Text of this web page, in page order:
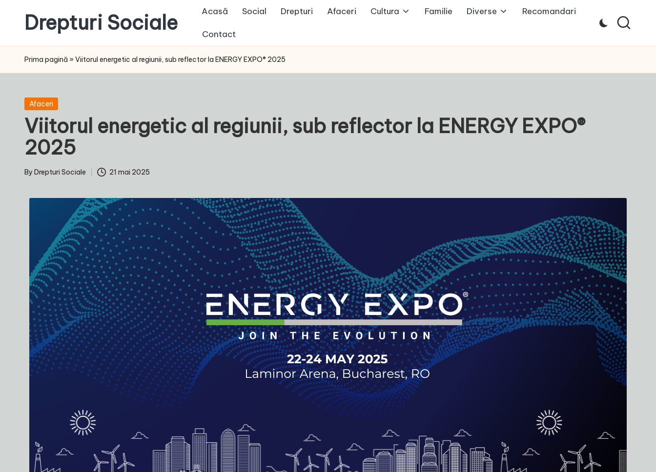
content
Drepturi Sociale
Drepturile
Sociale:
Ta,
Schimbarea
Noastră!
Acasă Social Drepturi Afaceri Cultura Familie Diverse Recomandari
Contact
Prima pagină » Viitorul energetic al regiunii, sub reflector la ENERGY EXPO® 2025
Posted
Afaceri
Viitorul energetic al regiunii, sub reflector la ENERGY EXPO®
2025
Posted
By Drepturi Sociale 21 mai 2025